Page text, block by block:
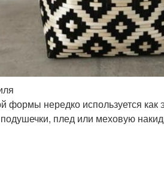
формы нередко используется
плед или меховую